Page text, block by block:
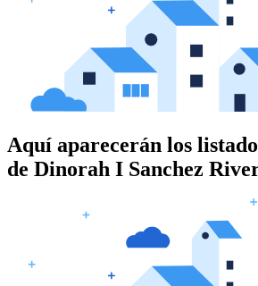
Aquí aparecerán los
de Dinorah I Sanchez